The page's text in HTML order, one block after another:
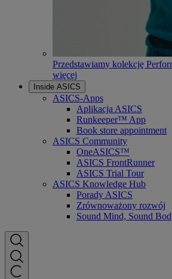
Przedstawiamy kolekcję
więcej
Inside ASICS
ASICS-Apps
Aplikacja ASICS
Runkeeper™ App
Book store appointment
ASICS Community
OneASICS™
ASICS FrontRunner
ASICS Trial Tour
ASICS Knowledge Hub
Porady ASICS
Zrównoważony rozwój
Sound Mind, Sound